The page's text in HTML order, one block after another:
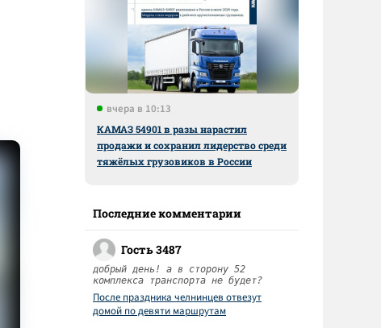
вчера в 10:13
КАМАЗ 54901 в разы нарастил
продажи и сохранил лидерство среди
тяжёлых грузовиков в России
Последние комментарии
Гость 3487
добрый день! а в сторону 52
комплекса транспорта не будет?
После праздника челнинцев отвезут
домой по девяти маршрутам